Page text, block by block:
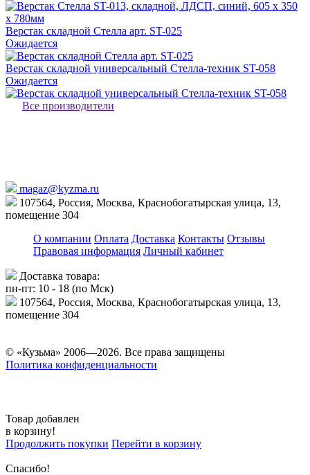
Верстак складной Стелла арт. ST-025
Ожидается
Верстак складной универсальный Стелла-техник ST-058
Ожидается
Все производители
magaz@kyzma.ru
107564, Россия, Москва, Краснобогатырская улица, 13,
помещение 304
О компании Оплата Доставка Контакты Отзывы
Правовая информация Личный кабинет
Доставка товара:
пн-пт: 10 - 18 (по Мск)
107564, Россия, Москва, Краснобогатырская улица, 13,
помещение 304
© «Кузьма» 2006—2026. Все права защищены
Политика конфиденциальности
Товар добавлен
в корзину!
Продолжить покупки Перейти в корзину
Спасибо!